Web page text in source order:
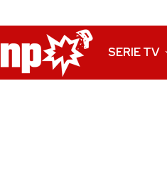
SERIE TV